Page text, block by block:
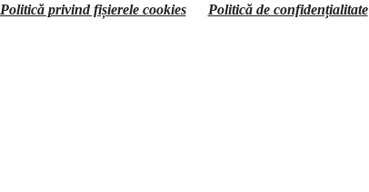
Politică privind fișierele cookies Politică de confidențialitate